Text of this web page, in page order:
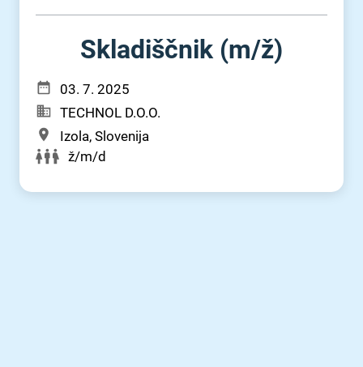
Skladiščnik (m⁠/⁠ž)
03. 7. 2025
TECHNOL D.O.O.
Izola, Slovenija
ž/m/d